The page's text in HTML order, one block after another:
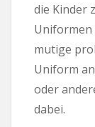
die Kinder
Uniformen
mutige
Uniform
oder
dabei.